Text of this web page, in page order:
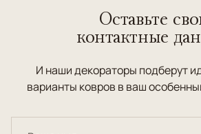
Оставьте
контактные
И наши декораторы подберут
варианты ковров в ваш